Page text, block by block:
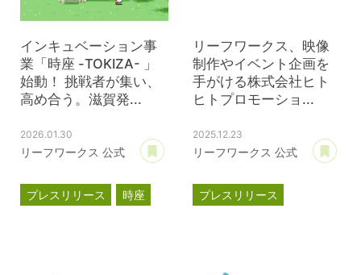
インキュベーション事
業「時座 -TOKIZA- 」
始動！ 挑戦者が集い、
高め合う。滋賀発...
2026.01.30
リーフワークス 公式
あとで読む
プレスリリース
時座
リーフワークス、映像
制作やイベント企画を
手がける株式会社ヒト
ヒトプロモーショ...
2025.12.23
リーフワークス 公式
プレスリリース